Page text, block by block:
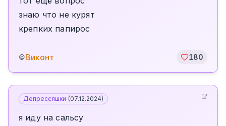
знаю что не курят
крепких папирос
©Виконт 180
Депрессяшки (07.12.2024)
я иду на сальсу